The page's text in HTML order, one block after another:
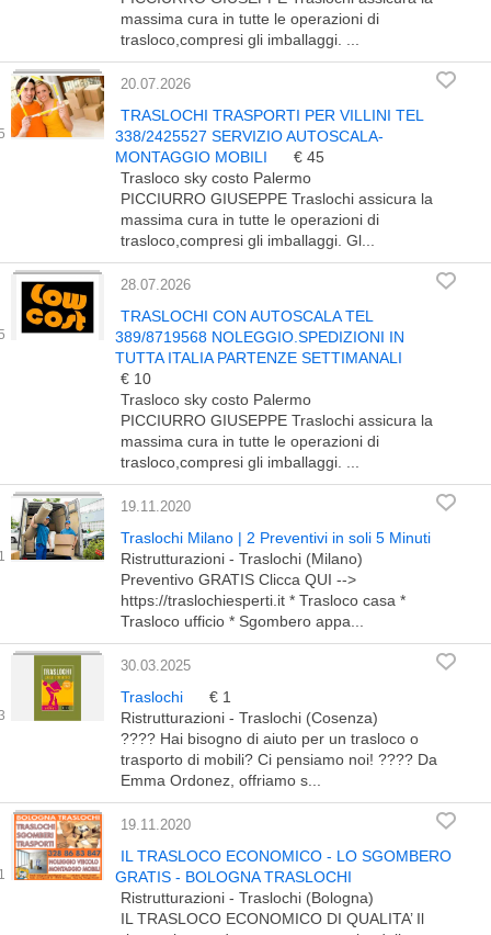
massima cura in tutte le operazioni di
trasloco,compresi gli imballaggi. ...
20.07.2026
TRASLOCHI TRASPORTI PER VILLINI TEL
338/2425527 SERVIZIO AUTOSCALA-
MONTAGGIO MOBILI
€ 45
Trasloco sky costo Palermo
PICCIURRO GIUSEPPE Traslochi assicura la
massima cura in tutte le operazioni di
trasloco,compresi gli imballaggi. Gl...
28.07.2026
TRASLOCHI CON AUTOSCALA TEL
389/8719568 NOLEGGIO.SPEDIZIONI IN
TUTTA ITALIA PARTENZE SETTIMANALI
€ 10
Trasloco sky costo Palermo
PICCIURRO GIUSEPPE Traslochi assicura la
massima cura in tutte le operazioni di
trasloco,compresi gli imballaggi. ...
19.11.2020
Traslochi Milano | 2 Preventivi in soli 5 Minuti
Ristrutturazioni - Traslochi (Milano)
Preventivo GRATIS Clicca QUI -->
https://traslochiesperti.it * Trasloco casa *
Trasloco ufficio * Sgombero appa...
30.03.2025
Traslochi
€ 1
Ristrutturazioni - Traslochi (Cosenza)
???? Hai bisogno di aiuto per un trasloco o
trasporto di mobili? Ci pensiamo noi! ???? Da
Emma Ordonez, offriamo s...
19.11.2020
IL TRASLOCO ECONOMICO - LO SGOMBERO
GRATIS - BOLOGNA TRASLOCHI
Ristrutturazioni - Traslochi (Bologna)
IL TRASLOCO ECONOMICO DI QUALITA’ Il